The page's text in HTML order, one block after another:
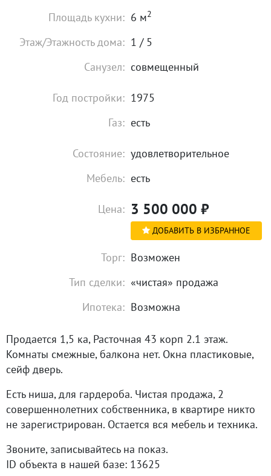
Площадь кухни: 6 м2
Этаж/Этажность дома: 1 / 5
Санузел: совмещенный
Год постройки: 1975
Газ: есть
Состояние: удовлетворительное
Мебель: есть
Цена: 3 500 000 ₽
ДОБАВИТЬ В ИЗБРАННОЕ
Торг: Возможен
Тип сделки: «чистая» продажа
Ипотека: Возможна
Продается 1,5 ка, Расточная 43 корп 2.1 этаж.
Комнаты смежные, балкона нет. Окна пластиковые,
сейф дверь.
Есть ниша, для гардероба. Чистая продажа, 2
совершеннолетних собственника, в квартире никто
не зарегистрирован. Остается вся мебель и техника.
Звоните, записывайтесь на показ.
ID объекта в нашей базе: 13625